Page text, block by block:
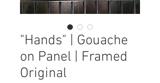
"Hands" | Gouache
on Panel | Framed
Original